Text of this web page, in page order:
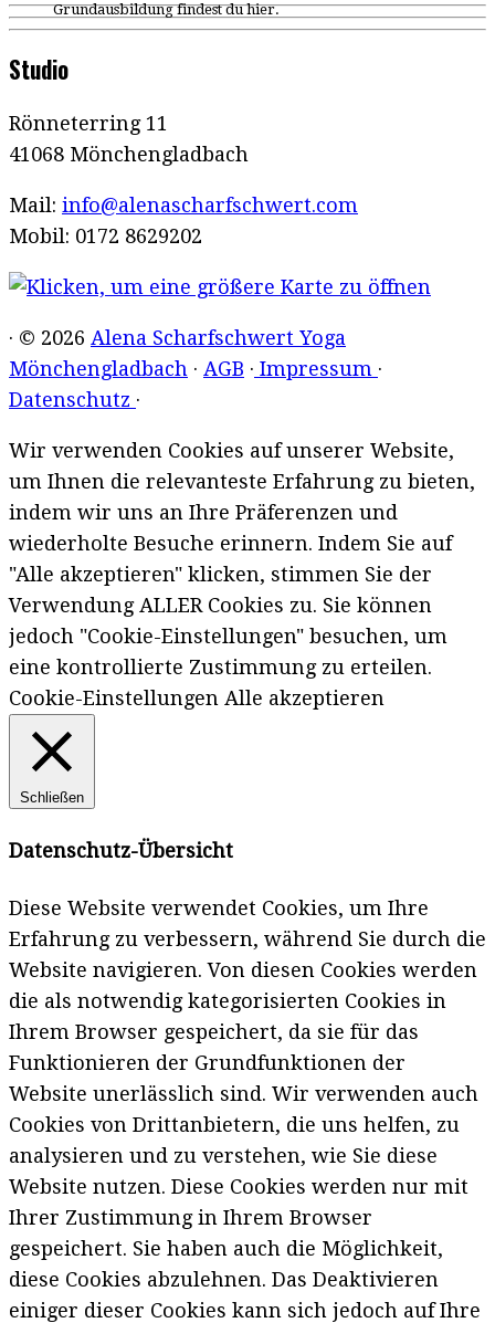
Grundausbildung findest du hier.
Studio
Rönneterring 11
41068 Mönchengladbach
Mail: info@alenascharfschwert.com
Mobil: 0172 8629202
· © 2026 Alena Scharfschwert Yoga
Mönchengladbach · AGB · Impressum ·
Datenschutz ·
Wir verwenden Cookies auf unserer Website,
um Ihnen die relevanteste Erfahrung zu bieten,
indem wir uns an Ihre Präferenzen und
wiederholte Besuche erinnern. Indem Sie auf
"Alle akzeptieren" klicken, stimmen Sie der
Verwendung ALLER Cookies zu. Sie können
jedoch "Cookie-Einstellungen" besuchen, um
eine kontrollierte Zustimmung zu erteilen.
Cookie-Einstellungen Alle akzeptieren
Schließen
Datenschutz-Übersicht
Diese Website verwendet Cookies, um Ihre
Erfahrung zu verbessern, während Sie durch die
Website navigieren. Von diesen Cookies werden
die als notwendig kategorisierten Cookies in
Ihrem Browser gespeichert, da sie für das
Funktionieren der Grundfunktionen der
Website unerlässlich sind. Wir verwenden auch
Cookies von Drittanbietern, die uns helfen, zu
analysieren und zu verstehen, wie Sie diese
Website nutzen. Diese Cookies werden nur mit
Ihrer Zustimmung in Ihrem Browser
gespeichert. Sie haben auch die Möglichkeit,
diese Cookies abzulehnen. Das Deaktivieren
einiger dieser Cookies kann sich jedoch auf Ihre